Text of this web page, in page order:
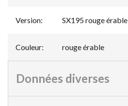
Version: SX195 rouge érable
Couleur: rouge érable
Données diverses